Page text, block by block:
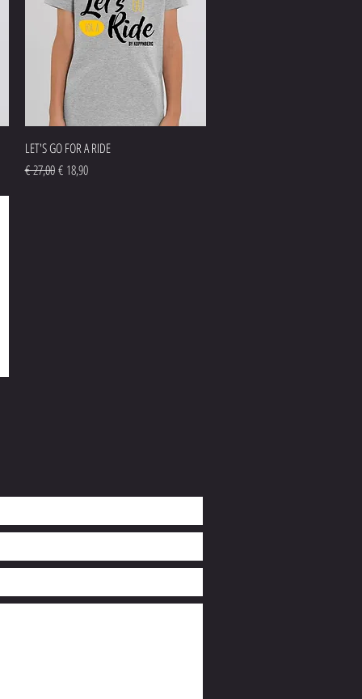
Snel overzicht
LET'S GO FOR A RIDE
Normale prijs
€ 27,00 Verkoopprijs
€ 18,90